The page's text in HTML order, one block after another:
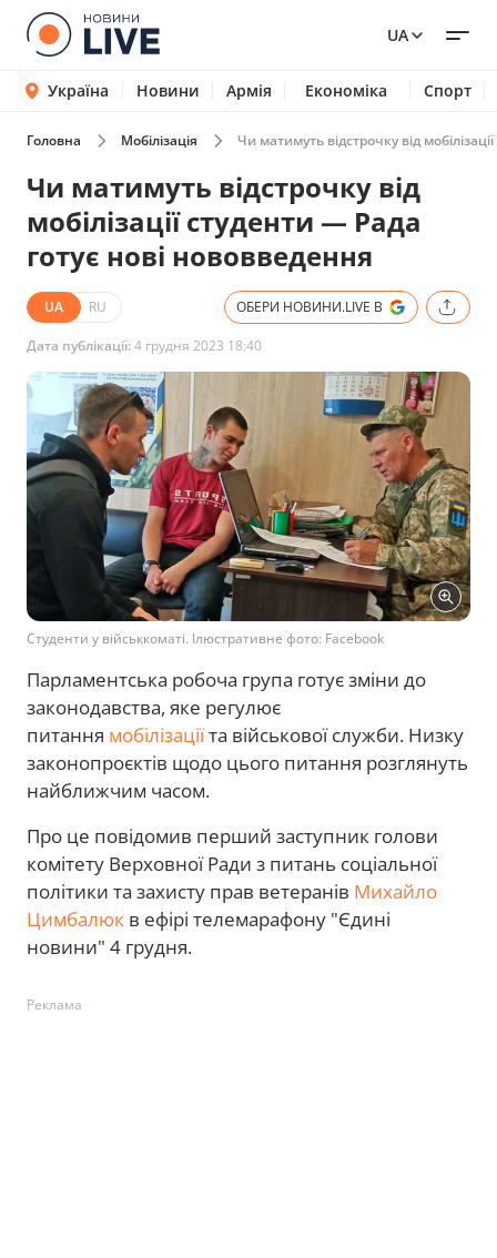
UA
Україна Новини Армія Економіка Спорт
Головна Мобілізація Чи матимуть відстрочку від
Чи матимуть відстрочку від
мобілізації студенти — Рада
готує нові нововведення
UA RU ОБЕРИ НОВИНИ.LIVE В
Дата публікації:4 грудня 2023 18:40
Студенти у військкоматі. Ілюстративне фото: Facebook
Парламентська робоча група готує зміни до
законодавства, яке регулює
питання мобілізаціїта військової служби. Низку
законопроєктів щодо цього питання розглянуть
найближчим часом.
Про це повідомив перший заступник голови
комітету Верховної Ради з питань соціальної
політики та захисту прав ветеранів Михайло
Цимбалюк в ефірі телемарафону "Єдині
новини" 4 грудня.
Реклама